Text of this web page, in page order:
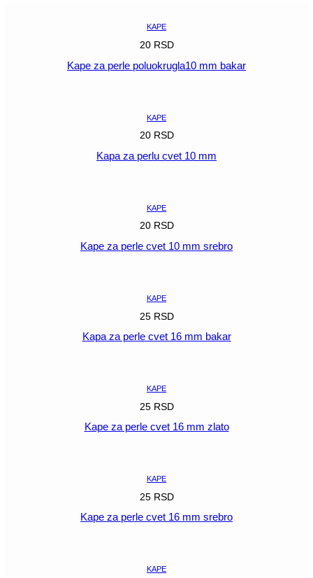
KAPE
20 RSD
Kape za perle poluokrugla10 mm bakar
KAPE
20 RSD
Kapa za perlu cvet 10 mm
KAPE
20 RSD
Kape za perle cvet 10 mm srebro
KAPE
25 RSD
Kapa za perle cvet 16 mm bakar
KAPE
25 RSD
Kape za perle cvet 16 mm zlato
KAPE
25 RSD
Kape za perle cvet 16 mm srebro
KAPE